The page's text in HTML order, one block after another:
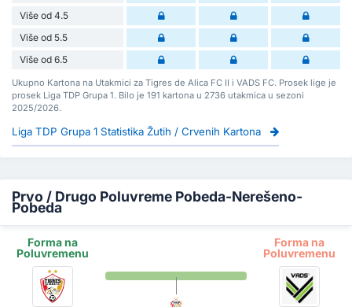
Više od 4.5
Više od 5.5
Više od 6.5
Ukupno Kartona na Utakmici za Tigres de Alica FC II i VADS FC. Prosek lige je
prosek Liga TDP Grupa 1. Bilo je 191 kartona u 2736 utakmica u sezoni
2025/2026.
Liga TDP Grupa 1 Statistika Žutih / Crvenih Kartona
Prvo / Drugo Poluvreme Pobeda-Nerešeno-
Pobeda
Forma na
Poluvremenu
Forma na
Poluvremenu